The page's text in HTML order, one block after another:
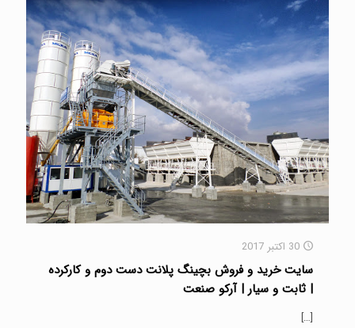
30 اکتبر 2017
سایت خرید و فروش بچینگ پلانت دست دوم و کارکرده
| ثابت و سیار | آرکو صنعت
[…]